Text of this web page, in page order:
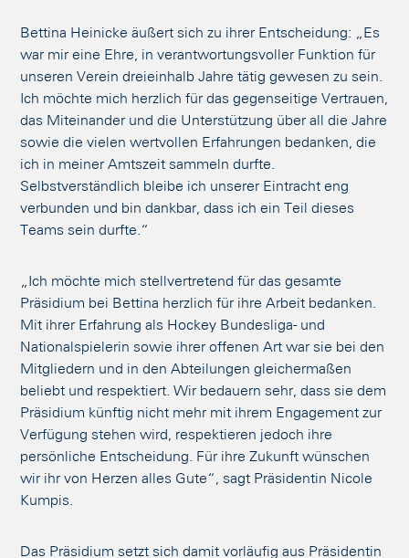
Bettina Heinicke äußert sich zu ihrer Entscheidung: „Es
war mir eine Ehre, in verantwortungsvoller Funktion für
unseren Verein dreieinhalb Jahre tätig gewesen zu sein.
Ich möchte mich herzlich für das gegenseitige Vertrauen,
das Miteinander und die Unterstützung über all die Jahre
sowie die vielen wertvollen Erfahrungen bedanken, die
ich in meiner Amtszeit sammeln durfte.
Selbstverständlich bleibe ich unserer Eintracht eng
verbunden und bin dankbar, dass ich ein Teil dieses
Teams sein durfte.“
„Ich möchte mich stellvertretend für das gesamte
Präsidium bei Bettina herzlich für ihre Arbeit bedanken.
Mit ihrer Erfahrung als Hockey Bundesliga- und
Nationalspielerin sowie ihrer offenen Art war sie bei den
Mitgliedern und in den Abteilungen gleichermaßen
beliebt und respektiert. Wir bedauern sehr, dass sie dem
Präsidium künftig nicht mehr mit ihrem Engagement zur
Verfügung stehen wird, respektieren jedoch ihre
persönliche Entscheidung. Für ihre Zukunft wünschen
wir ihr von Herzen alles Gute“, sagt Präsidentin Nicole
Kumpis.
Das Präsidium setzt sich damit vorläufig aus Präsidentin